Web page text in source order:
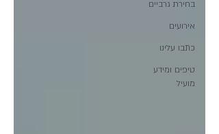
בחירת גרביים
אירועים
כתבו עלינו
טיפים ומידע
מועיל